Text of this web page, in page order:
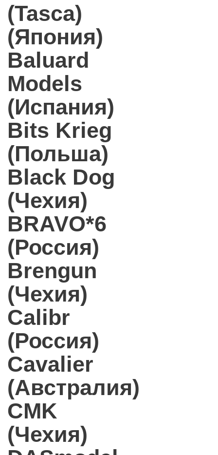
(Tasca)
(Япония)
Baluard
Models
(Испания)
Bits Krieg
(Польша)
Black Dog
(Чехия)
BRAVO*6
(Россия)
Brengun
(Чехия)
Calibr
(Россия)
Cavalier
(Австралия)
CMK
(Чехия)